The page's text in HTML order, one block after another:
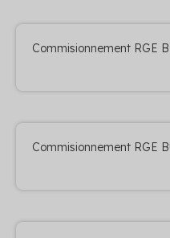
Commisionnement RGE
Commisionnement RGE